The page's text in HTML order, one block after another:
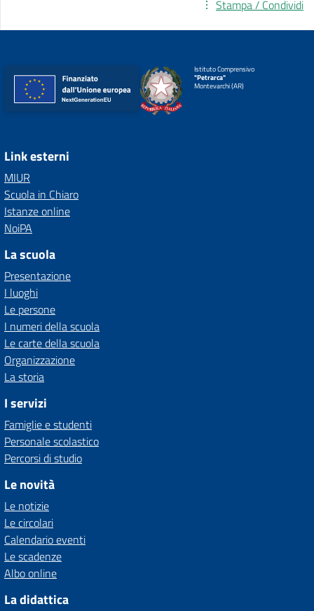
Stampa / Condividi
Istituto Comprensivo
"Petrarca"
Montevarchi (AR)
Link esterni
MIUR
Scuola in Chiaro
Istanze online
NoiPA
La scuola
Presentazione
I luoghi
Le persone
I numeri della scuola
Le carte della scuola
Organizzazione
La storia
I servizi
Famiglie e studenti
Personale scolastico
Percorsi di studio
Le novità
Le notizie
Le circolari
Calendario eventi
Le scadenze
Albo online
La didattica